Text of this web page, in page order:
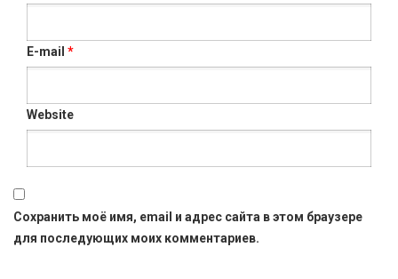
E-mail *
Website
Сохранить моё имя, email и адрес сайта в этом браузере
для последующих моих комментариев.